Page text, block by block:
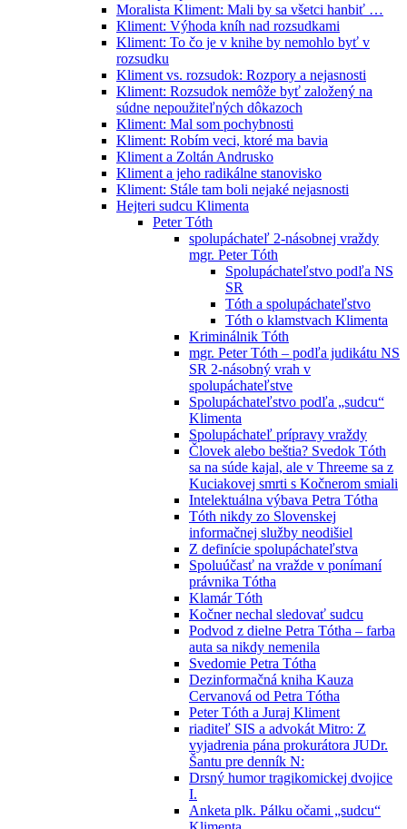
Moralista Kliment: Mali by sa všetci hanbiť …
Kliment: Výhoda kníh nad rozsudkami
Kliment: To čo je v knihe by nemohlo byť v
rozsudku
Kliment vs. rozsudok: Rozpory a nejasnosti
Kliment: Rozsudok nemôže byť založený na
súdne nepoužiteľných dôkazoch
Kliment: Mal som pochybnosti
Kliment: Robím veci, ktoré ma bavia
Kliment a Zoltán Andrusko
Kliment a jeho radikálne stanovisko
Kliment: Stále tam boli nejaké nejasnosti
Hejteri sudcu Klimenta
Peter Tóth
spolupáchateľ 2-násobnej vraždy
mgr. Peter Tóth
Spolupáchateľstvo podľa NS
SR
Tóth a spolupáchateľstvo
Tóth o klamstvach Klimenta
Kriminálnik Tóth
mgr. Peter Tóth – podľa judikátu NS
SR 2-násobný vrah v
spolupáchateľstve
Spolupáchateľstvo podľa „sudcu“
Klimenta
Spolupáchateľ prípravy vraždy
Človek alebo beštia? Svedok Tóth
sa na súde kajal, ale v Threeme sa z
Kuciakovej smrti s Kočnerom smiali
Intelektuálna výbava Petra Tótha
Tóth nikdy zo Slovenskej
informačnej služby neodišiel
Z definície spolupáchateľstva
Spoluúčasť na vražde v ponímaní
právnika Tótha
Klamár Tóth
Kočner nechal sledovať sudcu
Podvod z dielne Petra Tótha – farba
auta sa nikdy nemenila
Svedomie Petra Tótha
Dezinformačná kniha Kauza
Cervanová od Petra Tótha
Peter Tóth a Juraj Kliment
riaditeľ SIS a advokát Mitro: Z
vyjadrenia pána prokurátora JUDr.
Šantu pre denník N:
Drsný humor tragikomickej dvojice
I.
Anketa plk. Pálku očami „sudcu“